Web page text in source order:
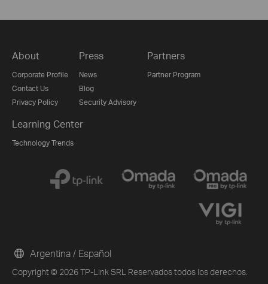
About
Corporate Profile
Contact Us
Privacy Policy
Press
News
Blog
Security Advisory
Partners
Partner Program
Learning Center
Technology Trends
Copyright © 2026 TP-Link SRL Reservados todos los derechos.
Argentina / Español